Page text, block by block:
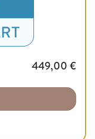
449,00 €